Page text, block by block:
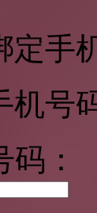
定手
机号
：